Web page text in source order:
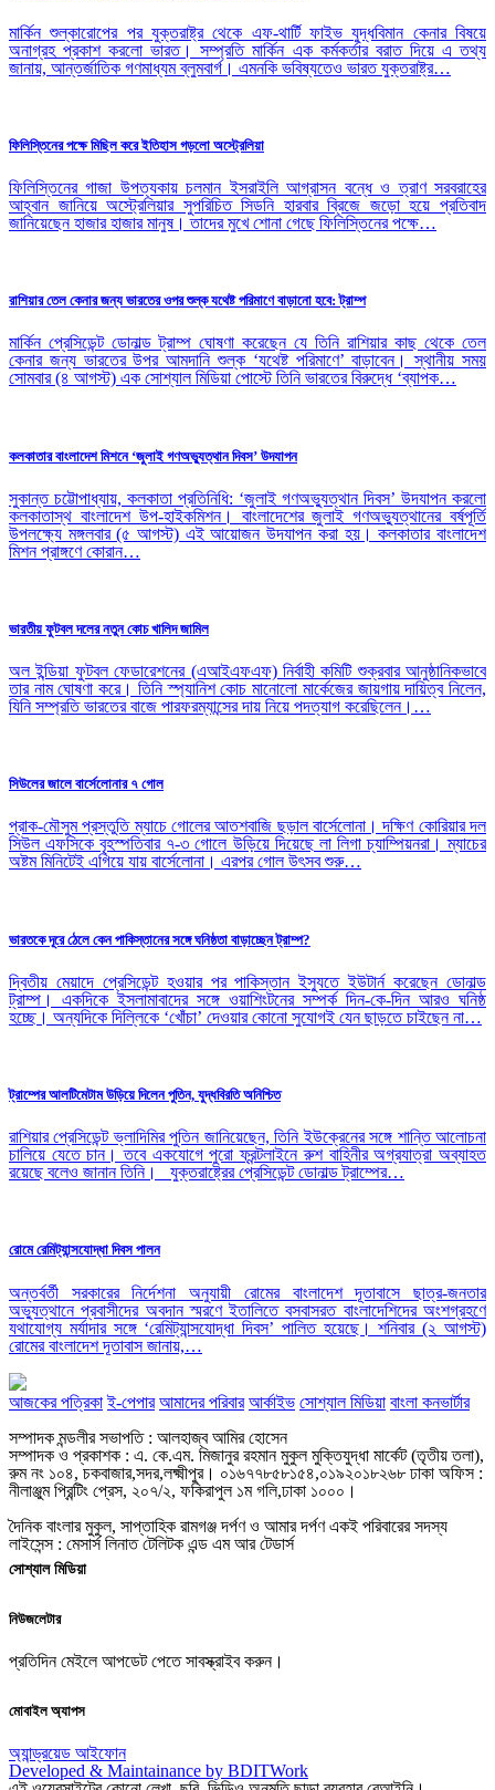
মার্কিন শুল্কারোপের পর যুক্তরাষ্ট্র থেকে এফ-থার্টি ফাইভ যুদ্ধবিমান কেনার বিষয়ে
অনাগ্রহ প্রকাশ করলো ভারত। সম্প্রতি মার্কিন এক কর্মকর্তার বরাত দিয়ে এ তথ্য
জানায়, আন্তর্জাতিক গণমাধ্যম ব্লুমবার্গ। এমনকি ভবিষ্যতেও ভারত যুক্তরাষ্ট্র…
ফিলিস্তিনের পক্ষে মিছিল করে ইতিহাস গড়লো অস্ট্রেলিয়া
ফিলিস্তিনের গাজা উপত্যকায় চলমান ইসরাইলি আগ্রাসন বন্ধে ও ত্রাণ সরবরাহের
আহ্বান জানিয়ে অস্ট্রেলিয়ার সুপরিচিত সিডনি হারবার ব্রিজে জড়ো হয়ে প্রতিবাদ
জানিয়েছেন হাজার হাজার মানুষ। তাদের মুখে শোনা গেছে ফিলিস্তিনের পক্ষে…
রাশিয়ার তেল কেনার জন্য ভারতের ওপর শুল্ক যথেষ্ট পরিমাণে বাড়ানো হবে: ট্রাম্প
মার্কিন প্রেসিডেন্ট ডোনাল্ড ট্রাম্প ঘোষণা করেছেন যে তিনি রাশিয়ার কাছ থেকে তেল
কেনার জন্য ভারতের উপর আমদানি শুল্ক ‘যথেষ্ট পরিমাণে’ বাড়াবেন। স্থানীয় সময়
সোমবার (৪ আগস্ট) এক সোশ্যাল মিডিয়া পোস্টে তিনি ভারতের বিরুদ্ধে ‘ব্যাপক…
কলকাতার বাংলাদেশ মিশনে ‘জুলাই গণঅভ্যুত্থান দিবস’ উদযাপন
সুকান্ত চট্টোপাধ্যায়, কলকাতা প্রতিনিধি: ‘জুলাই গণঅভ্যুত্থান দিবস’ উদযাপন করলো
কলকাতাস্থ বাংলাদেশ উপ-হাইকমিশন। বাংলাদেশের জুলাই গণঅভ্যুত্থানের বর্ষপূর্তি
উপলক্ষ্যে মঙ্গলবার (৫ আগস্ট) এই আয়োজন উদযাপন করা হয়। কলকাতার বাংলাদেশ
মিশন প্রাঙ্গণে কোরান…
ভারতীয় ফুটবল দলের নতুন কোচ খালিদ জামিল
অল ইন্ডিয়া ফুটবল ফেডারেশনের (এআইএফএফ) নির্বাহী কমিটি শুক্রবার আনুষ্ঠানিকভাবে
তার নাম ঘোষণা করে। তিনি স্প্যানিশ কোচ মানোলো মার্কেজের জায়গায় দায়িত্ব নিলেন,
যিনি সম্প্রতি ভারতের বাজে পারফরম্যান্সের দায় নিয়ে পদত্যাগ করেছিলেন।…
সিউলের জালে বার্সেলোনার ৭ গোল
প্রাক-মৌসুম প্রস্তুতি ম্যাচে গোলের আতশবাজি ছড়াল বার্সেলোনা। দক্ষিণ কোরিয়ার দল
সিউল এফসিকে বৃহস্পতিবার ৭-৩ গোলে উড়িয়ে দিয়েছে লা লিগা চ্যাম্পিয়নরা। ম্যাচের
অষ্টম মিনিটেই এগিয়ে যায় বার্সেলোনা। এরপর গোল উৎসব শুরু…
ভারতকে দূরে ঠেলে কেন পাকিস্তানের সঙ্গে ঘনিষ্ঠতা বাড়াচ্ছেন ট্রাম্প?
দ্বিতীয় মেয়াদে প্রেসিডেন্ট হওয়ার পর পাকিস্তান ইস্যুতে ইউটার্ন করেছেন ডোনাল্ড
ট্রাম্প। একদিকে ইসলামাবাদের সঙ্গে ওয়াশিংটনের সম্পর্ক দিন-কে-দিন আরও ঘনিষ্ঠ
হচ্ছে। অন্যদিকে দিল্লিকে ‘খোঁচা’ দেওয়ার কোনো সুযোগই যেন ছাড়তে চাইছেন না…
ট্রাম্পের আলটিমেটাম উড়িয়ে দিলেন পুতিন, যুদ্ধবিরতি অনিশ্চিত
রাশিয়ার প্রেসিডেন্ট ভ্লাদিমির পুতিন জানিয়েছেন, তিনি ইউক্রেনের সঙ্গে শান্তি আলোচনা
চালিয়ে যেতে চান। তবে একযোগে পুরো ফ্রন্টলাইনে রুশ বাহিনীর অগ্রযাত্রা অব্যাহত
রয়েছে বলেও জানান তিনি। যুক্তরাষ্ট্রের প্রেসিডেন্ট ডোনাল্ড ট্রাম্পের…
রোমে রেমিট্যান্সযোদ্ধা দিবস পালন
অন্তর্বর্তী সরকারের নির্দেশনা অনুযায়ী রোমের বাংলাদেশ দূতাবাসে ছাত্র-জনতার
অভ্যুত্থানে প্রবাসীদের অবদান স্মরণে ইতালিতে বসবাসরত বাংলাদেশিদের অংশগ্রহণে
যথাযোগ্য মর্যাদার সঙ্গে ‘রেমিট্যান্সযোদ্ধা দিবস’ পালিত হয়েছে। শনিবার (২ আগস্ট)
রোমের বাংলাদেশ দূতাবাস জানায়,…
আজকের পত্রিকা ই-পেপার আমাদের পরিবার আর্কাইভ সোশ্যাল মিডিয়া বাংলা কনভার্টার
সম্পাদক মন্ডলীর সভাপতি : আলহাজ্ব আমির হোসেন
সম্পাদক ও প্রকাশক : এ. কে.এম. মিজানুর রহমান মুকুল মুক্তিযুদ্ধা মার্কেট (তৃতীয় তলা),
রুম নং ১০৪, চকবাজার,সদর,লক্ষ্মীপুর। ০১৬৭৭৮৫৮১৫৪,০১৯২০১৮২৬৮ ঢাকা অফিস :
নীলাঞ্জুম প্রিন্টিং প্রেস, ২০৭/২, ফকিরাপুল ১ম গলি,ঢাকা ১০০০।
দৈনিক বাংলার মুকুল, সাপ্তাহিক রামগঞ্জ দর্পণ ও আমার দর্পণ একই পরিবারের সদস্য
লাইসেন্স : মেসার্স লিনাত টেলিটক এন্ড এম আর টেডার্স
সোশ্যাল মিডিয়া
নিউজলেটার
প্রতিদিন মেইলে আপডেট পেতে সাবস্ক্রাইব করুন।
মোবাইল অ্যাপস
অ্যান্ড্রয়েড আইফোন
Developed & Maintainance by BDITWork